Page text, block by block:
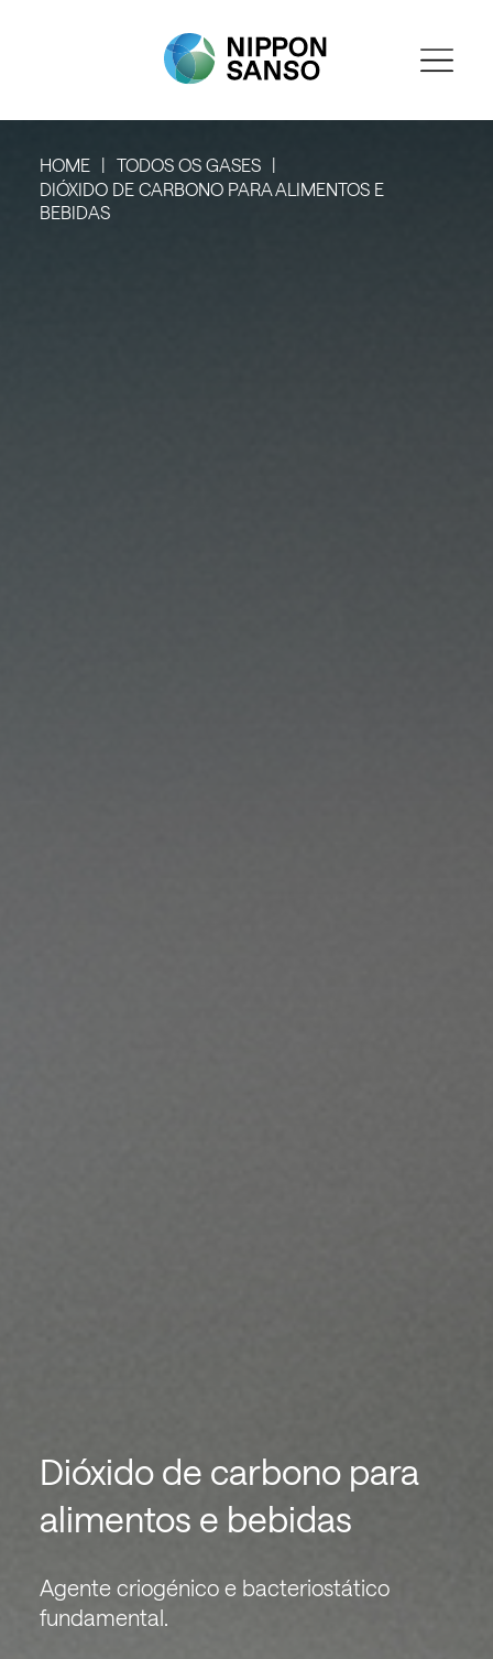
HOME
TODOS OS GASES
DIÓXIDO DE CARBONO PARA ALIMENTOS E
BEBIDAS
Dióxido de carbono para
alimentos e bebidas
Agente criogénico e bacteriostático
fundamental.